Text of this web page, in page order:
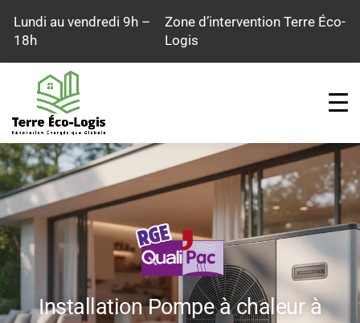
Lundi au vendredi 9h –
18h
Zone d’intervention Terre Éco-
Logis
Installation Pompe à chaleur à